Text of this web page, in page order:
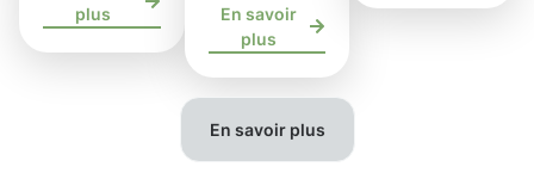
plus
En savoir
plus
En savoir plus